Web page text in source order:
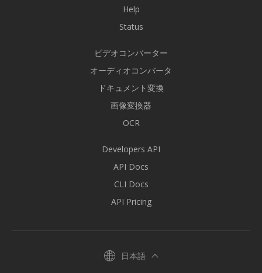
Help
Status
ビデオコンバーター
オーディオコンバータ
ドキュメント変換
画像変換器
OCR
Developers API
API Docs
CLI Docs
API Pricing
日本語